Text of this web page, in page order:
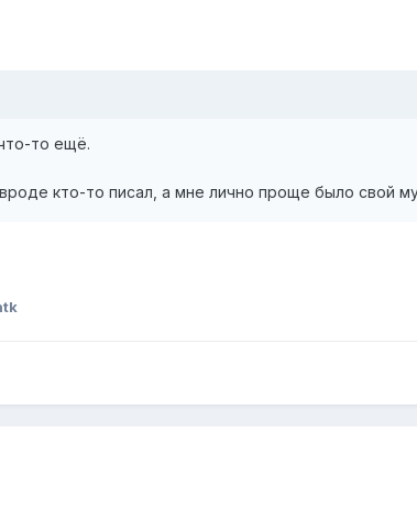
то ещё.
кто-то писал, а мне лично проще было свой